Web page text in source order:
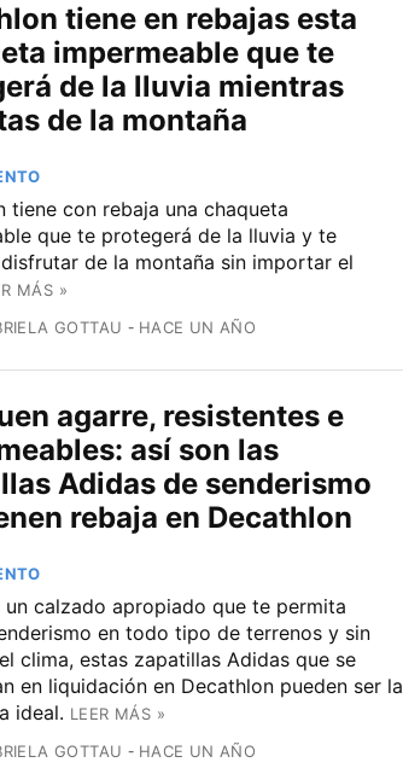
tiene en rebajas esta
impermeable que te
de la lluvia mientras
de la montaña
tiene con rebaja una chaqueta
que te protegerá de la lluvia y te
de la montaña sin importar el
MÁS »
GOTTAU HACE UN AÑO
agarre, resistentes e
así son las
Adidas de senderismo
rebaja en Decathlon
un calzado apropiado que te permita
en todo tipo de terrenos y sin
clima, estas zapatillas Adidas que se
en liquidación en Decathlon pueden ser la
ideal. LEER MÁS »
GOTTAU HACE UN AÑO